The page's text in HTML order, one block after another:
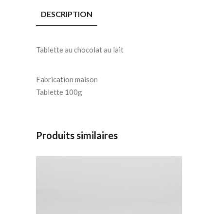
DESCRIPTION
Tablette au chocolat au lait
Fabrication maison
Tablette 100g
Produits similaires